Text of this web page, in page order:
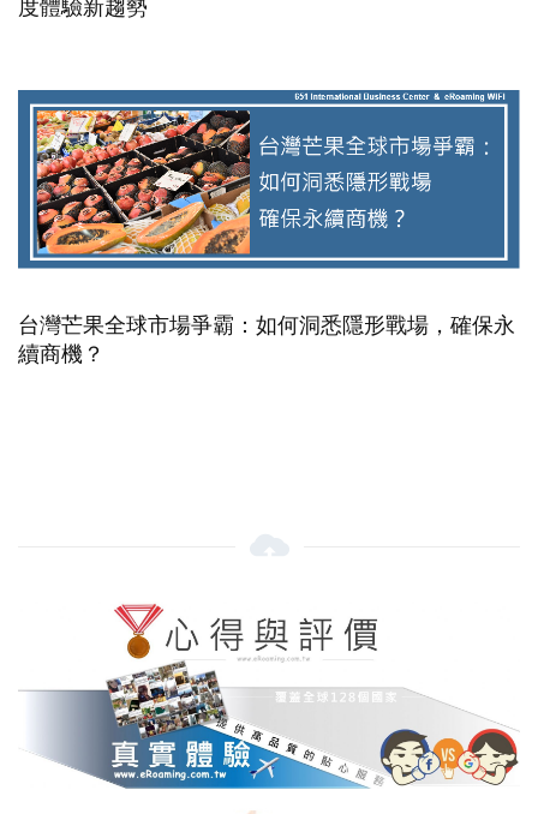
度體驗新趨勢
台灣芒果全球市場爭霸：如何洞悉隱形戰場，確保永
續商機？